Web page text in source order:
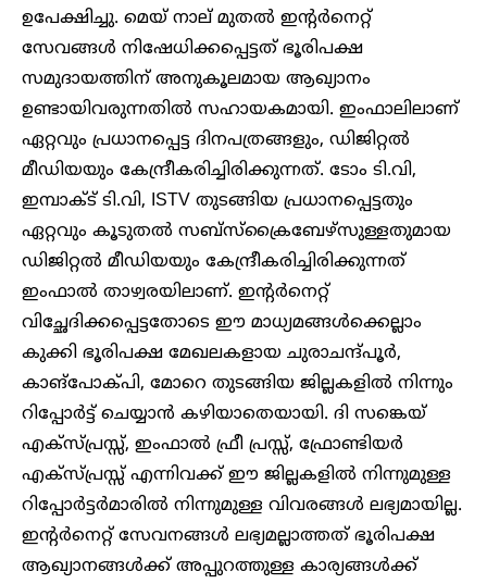
ഉപേക്ഷിച്ചു. മെയ് നാല് മുതൽ ഇന്റർനെറ്റ്
സേവങ്ങൾ നിഷേധിക്കപ്പെട്ടത് ഭൂരിപക്ഷ
സമുദായത്തിന് അനുകൂലമായ ആഖ്യാനം
ഉണ്ടായിവരുന്നതിൽ സഹായകമായി. ഇംഫാലിലാണ്
ഏറ്റവും പ്രധാനപ്പെട്ട ദിനപത്രങ്ങളും, ഡിജിറ്റൽ
മീഡിയയും കേന്ദ്രീകരിച്ചിരിക്കുന്നത്. ടോം ടി.വി,
ഇമ്പാക്ട് ടി.വി, ISTV തുടങ്ങിയ പ്രധാനപ്പെട്ടതും
ഏറ്റവും കൂടുതൽ സബ്സ്ക്രൈബേഴ്സുള്ളതുമായ
ഡിജിറ്റൽ മീഡിയയും കേന്ദ്രീകരിച്ചിരിക്കുന്നത്
ഇംഫാൽ താഴ്വരയിലാണ്. ഇന്റർനെറ്റ്
വിച്ഛേദിക്കപ്പെട്ടതോടെ ഈ മാധ്യമങ്ങൾക്കെല്ലാം
കുക്കി ഭൂരിപക്ഷ മേഖലകളായ ചുരാചന്ദ്പൂർ,
കാങ്‌പോക്പി, മോറെ തുടങ്ങിയ ജില്ലകളിൽ നിന്നും
റിപ്പോർട്ട് ചെയ്യാൻ കഴിയാതെയായി. ദി സങ്കെയ്
എക്സ്പ്രസ്സ്, ഇംഫാൽ ഫ്രീ പ്രസ്സ്, ഫ്രോണ്ടിയർ
എക്സ്പ്രസ്സ് എന്നിവക്ക് ഈ ജില്ലകളിൽ നിന്നുമുള്ള
റിപ്പോർട്ടർമാരിൽ നിന്നുമുള്ള വിവരങ്ങൾ ലഭ്യമായില്ല.
ഇന്റർനെറ്റ് സേവനങ്ങൾ ലഭ്യമല്ലാത്തത് ഭൂരിപക്ഷ
ആഖ്യാനങ്ങൾക്ക് അപ്പുറത്തുള്ള കാര്യങ്ങൾക്ക്